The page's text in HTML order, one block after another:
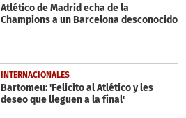
Atlético de Madrid echa de la
Champions a un Barcelona desconocido
INTERNACIONALES
Bartomeu: 'Felicito al Atlético y les
deseo que lleguen a la final'